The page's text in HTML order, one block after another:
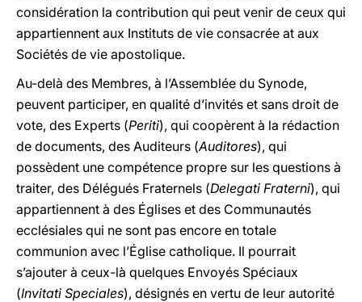
considération la contribution qui peut venir de ceux qui
appartiennent aux Instituts de vie consacrée at aux
Sociétés de vie apostolique.
Au-delà des Membres, à l’Assemblée du Synode,
peuvent participer, en qualité d’invités et sans droit de
vote, des Experts (Periti), qui coopèrent à la rédaction
de documents, des Auditeurs (Auditores), qui
possèdent une compétence propre sur les questions à
traiter, des Délégués Fraternels (Delegati Fraterni), qui
appartiennent à des Églises et des Communautés
ecclésiales qui ne sont pas encore en totale
communion avec l’Église catholique. Il pourrait
s’ajouter à ceux-là quelques Envoyés Spéciaux
(Invitati Speciales), désignés en vertu de leur autorité